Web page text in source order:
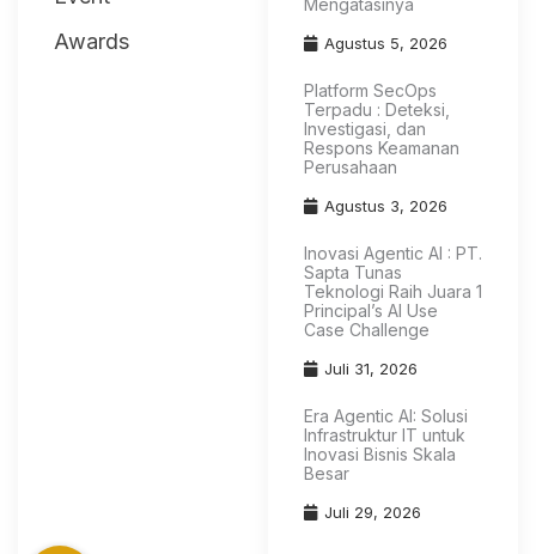
Awards
Agustus 5, 2026
Platform SecOps
Terpadu : Deteksi,
Investigasi, dan
Respons Keamanan
Perusahaan
Agustus 3, 2026
Inovasi Agentic AI : PT.
Sapta Tunas
Teknologi Raih Juara 1
Principal’s AI Use
Case Challenge
Juli 31, 2026
Era Agentic AI: Solusi
Infrastruktur IT untuk
Inovasi Bisnis Skala
Besar
Juli 29, 2026